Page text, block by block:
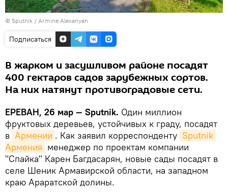
© Sputnik / Armine Alexanyan
Подписаться
В жарком и засушливом районе посадят
400 гектаров садов зарубежных сортов.
На них натянут противоградовые сети.
ЕРЕВАН, 26 мар — Sputnik. Один миллион
фруктовых деревьев, устойчивых к граду, посадят
в Армении . Как заявил корреспонденту Sputnik
Армения менеджер по проектам компании
"Спайка" Карен Багдасарян, новые сады посадят в
селе Шеник Армавирской области, на западном
краю Араратской долины.